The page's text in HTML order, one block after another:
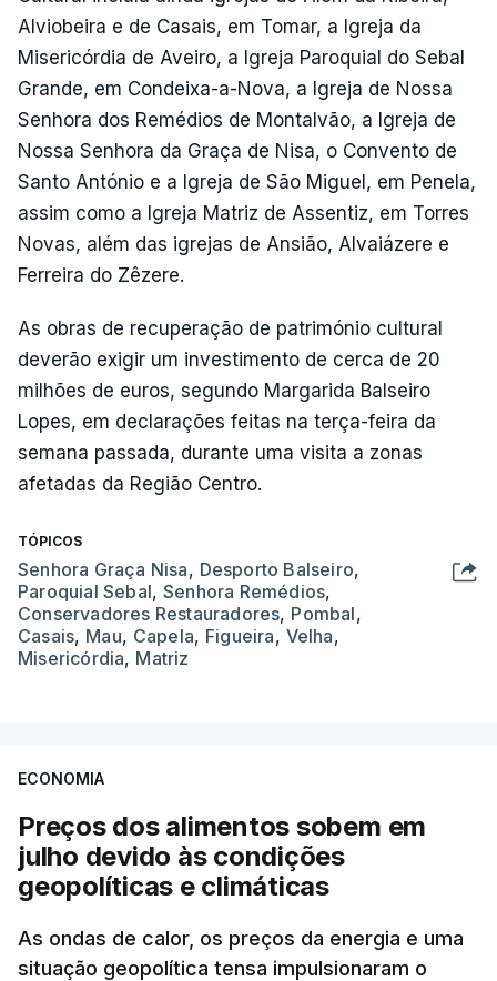
Alviobeira e de Casais, em Tomar, a Igreja da
Misericórdia de Aveiro, a Igreja Paroquial do Sebal
Grande, em Condeixa-a-Nova, a Igreja de Nossa
Senhora dos Remédios de Montalvão, a Igreja de
Nossa Senhora da Graça de Nisa, o Convento de
Santo António e a Igreja de São Miguel, em Penela,
assim como a Igreja Matriz de Assentiz, em Torres
Novas, além das igrejas de Ansião, Alvaiázere e
Ferreira do Zêzere.
As obras de recuperação de património cultural
deverão exigir um investimento de cerca de 20
milhões de euros, segundo Margarida Balseiro
Lopes, em declarações feitas na terça-feira da
semana passada, durante uma visita a zonas
afetadas da Região Centro.
TÓPICOS
Senhora Graça Nisa, Desporto Balseiro,
Paroquial Sebal, Senhora Remédios,
Conservadores Restauradores, Pombal,
Casais, Mau, Capela, Figueira, Velha,
Misericórdia, Matriz
ECONOMIA
Preços dos alimentos sobem em
julho devido às condições
geopolíticas e climáticas
As ondas de calor, os preços da energia e uma
situação geopolítica tensa impulsionaram o